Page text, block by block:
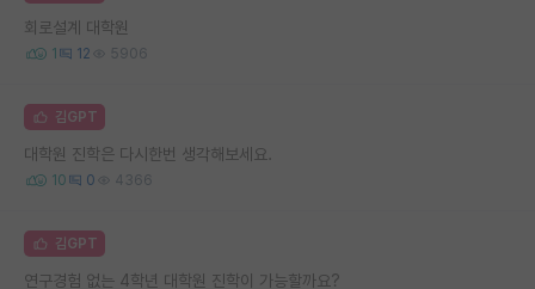
회로설계 대학원
1 12 5906
김GPT
대학원 진학은 다시한번 생각해보세요.
10 0 4366
김GPT
연구경험 없는 4학년 대학원 진학이 가능할까요?